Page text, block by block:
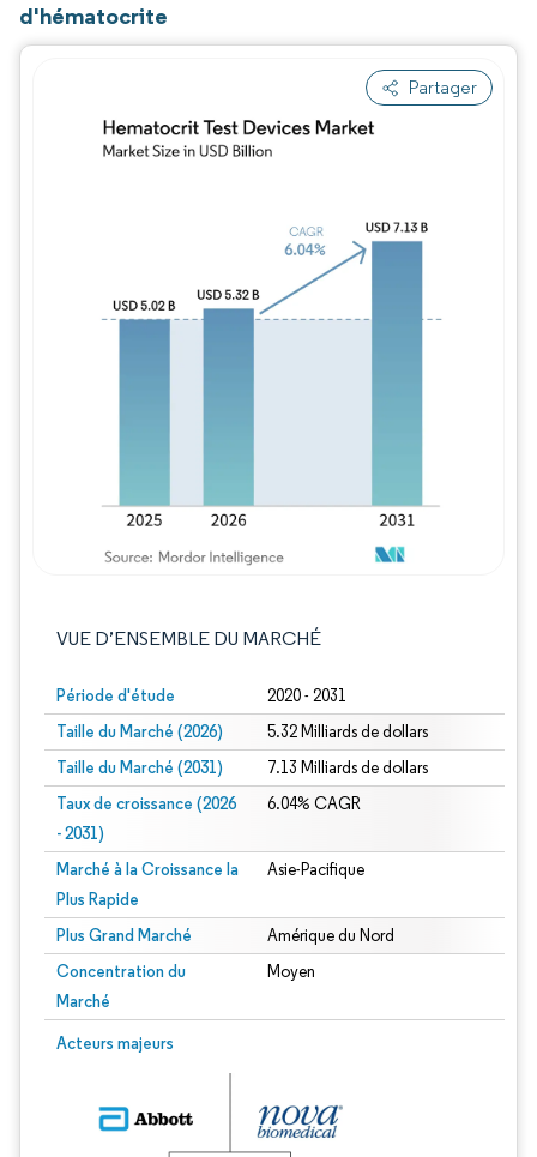
d'hématocrite
Partager
VUE D’ENSEMBLE DU MARCHÉ
Période d'étude 2020 - 2031
Taille du Marché (2026) 5.32 Milliards de dollars
Taille du Marché (2031) 7.13 Milliards de dollars
Taux de croissance (2026
- 2031)
6.04% CAGR
Marché à la Croissance la
Plus Rapide
Asie-Pacifique
Plus Grand Marché Amérique du Nord
Concentration du
Marché
Moyen
Acteurs majeurs
Image © Mordor Intelligence. La réutilisation nécessite une attribution sous CC